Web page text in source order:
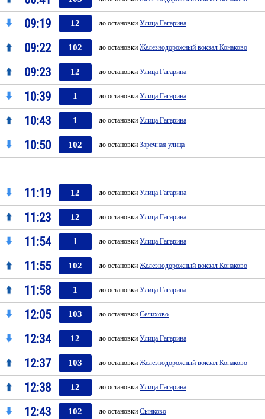
09:19 12 до остановки Улица Гагарина
09:22 102 до остановки Железнодорожный вокзал Конаково
09:23 12 до остановки Улица Гагарина
10:39 1 до остановки Улица Гагарина
10:43 1 до остановки Улица Гагарина
10:50 102 до остановки Заречная улица
11:19 12 до остановки Улица Гагарина
11:23 12 до остановки Улица Гагарина
11:54 1 до остановки Улица Гагарина
11:55 102 до остановки Железнодорожный вокзал Конаково
11:58 1 до остановки Улица Гагарина
12:05 103 до остановки Селихово
12:34 12 до остановки Улица Гагарина
12:37 103 до остановки Железнодорожный вокзал Конаково
12:38 12 до остановки Улица Гагарина
12:43 102 до остановки Сынково